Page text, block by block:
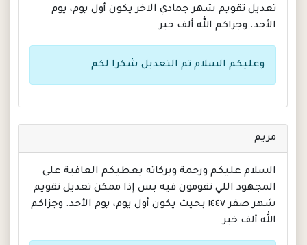
تعديل تقويم شهر جمادي الاخر يكون أول يوم، يوم
الأحد. وجزاكم الله ألف خير
وعليكم السلام تم التعديل شكرا لكم
مريم
السلام عليكم ورحمة وبركاته يعطيكم العافية على
المجهود اللي تقومون فيه بس إذا ممكن تعديل تقويم
شهر صفر ١٤٤٧ بحيث يكون أول يوم، يوم الأحد. وجزاكم
الله ألف خير